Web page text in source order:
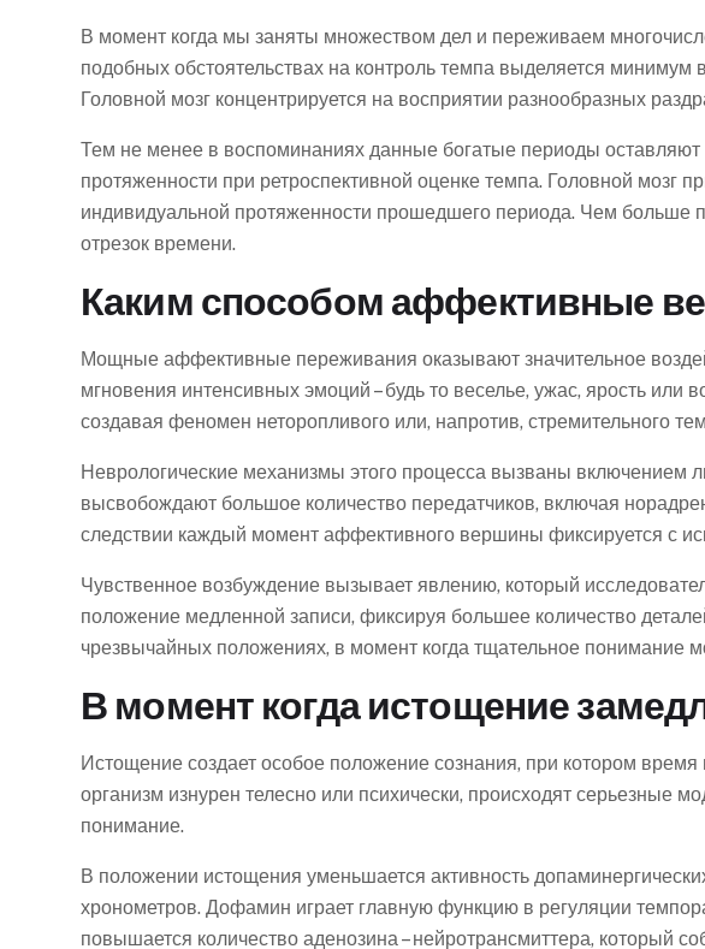
В момент когда мы заняты множеством дел и переживаем
подобных обстоятельствах на контроль темпа выделяется
Головной мозг концентрируется на восприятии разнообразных
Тем не менее в воспоминаниях данные богатые периоды
протяженности при ретроспективной оценке темпа. Головной мозг
индивидуальной протяженности прошедшего периода. Чем
отрезок времени.
Каким способом аффективные
Мощные аффективные переживания оказывают значительное
мгновения интенсивных эмоций – будь то веселье, ужас, ярость
создавая феномен неторопливого или, напротив, стремительного
Неврологические механизмы этого процесса вызваны включением
высвобождают большое количество передатчиков, включая
следствии каждый момент аффективного вершины фиксируется с
Чувственное возбуждение вызывает явлению, который
положение медленной записи, фиксируя большее количество
чрезвычайных положениях, в момент когда тщательное понимание
В момент когда истощение
Истощение создает особое положение сознания, при котором
организм изнурен телесно или психически, происходят серьезные
понимание.
В положении истощения уменьшается активность
хронометров. Дофамин играет главную функцию в регуляции
повышается количество аденозина – нейротрансмиттера,